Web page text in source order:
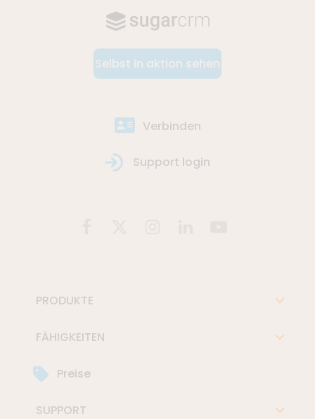
Selbst in aktion sehen
Verbinden
Support login
PRODUKTE
FÄHIGKEITEN
Preise
SUPPORT